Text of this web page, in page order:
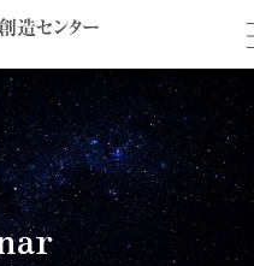
8回ケモインフォマティ